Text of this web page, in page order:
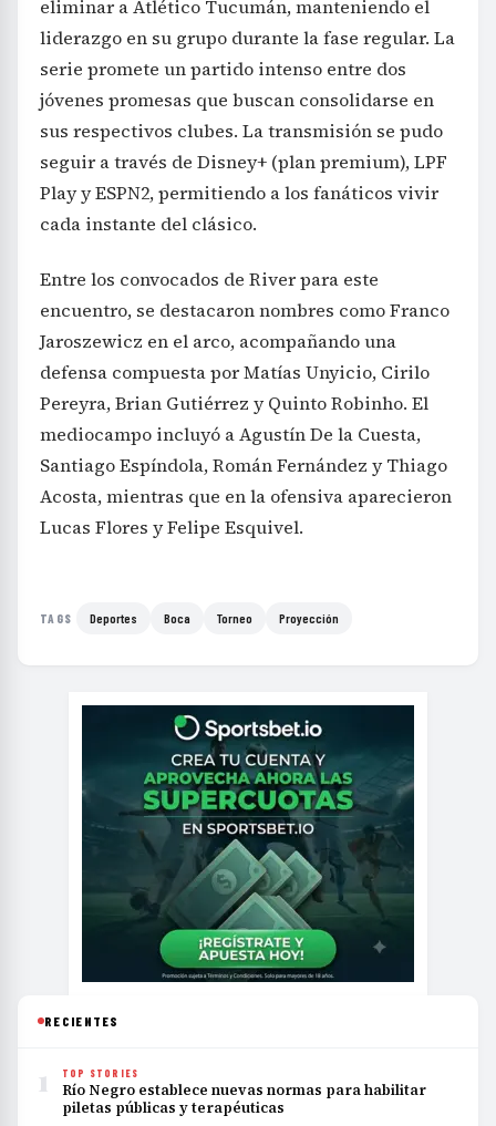
eliminar a Atlético Tucumán, manteniendo el
liderazgo en su grupo durante la fase regular. La
serie promete un partido intenso entre dos
jóvenes promesas que buscan consolidarse en
sus respectivos clubes. La transmisión se pudo
seguir a través de Disney+ (plan premium), LPF
Play y ESPN2, permitiendo a los fanáticos vivir
cada instante del clásico.
Entre los convocados de River para este
encuentro, se destacaron nombres como Franco
Jaroszewicz en el arco, acompañando una
defensa compuesta por Matías Unyicio, Cirilo
Pereyra, Brian Gutiérrez y Quinto Robinho. El
mediocampo incluyó a Agustín De la Cuesta,
Santiago Espíndola, Román Fernández y Thiago
Acosta, mientras que en la ofensiva aparecieron
Lucas Flores y Felipe Esquivel.
TAGS Deportes Boca Torneo Proyección
RECIENTES
1 TOP STORIES
Río Negro establece nuevas normas para habilitar
piletas públicas y terapéuticas